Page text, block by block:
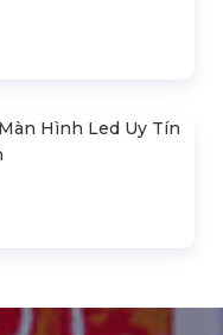
Hình Led Uy Tín